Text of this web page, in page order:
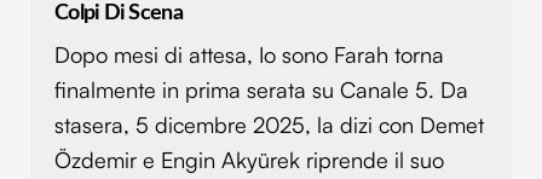
Colpi Di Scena
Dopo mesi di attesa, Io sono Farah torna
finalmente in prima serata su Canale 5. Da
stasera, 5 dicembre 2025, la dizi con Demet
Özdemir e Engin Akyürek riprende il suo